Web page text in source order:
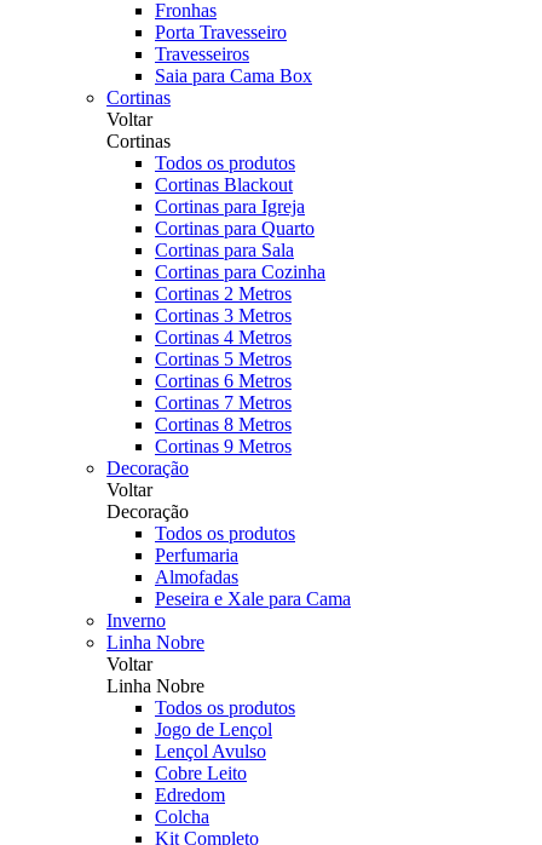
Fronhas
Porta Travesseiro
Travesseiros
Saia para Cama Box
Cortinas
Voltar
Cortinas
Todos os produtos
Cortinas Blackout
Cortinas para Igreja
Cortinas para Quarto
Cortinas para Sala
Cortinas para Cozinha
Cortinas 2 Metros
Cortinas 3 Metros
Cortinas 4 Metros
Cortinas 5 Metros
Cortinas 6 Metros
Cortinas 7 Metros
Cortinas 8 Metros
Cortinas 9 Metros
Decoração
Voltar
Decoração
Todos os produtos
Perfumaria
Almofadas
Peseira e Xale para Cama
Inverno
Linha Nobre
Voltar
Linha Nobre
Todos os produtos
Jogo de Lençol
Lençol Avulso
Cobre Leito
Edredom
Colcha
Kit Completo